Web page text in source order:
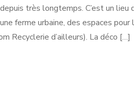
très longtemps. C’est un
ferme urbaine, des espaces
Recyclerie d’ailleurs). La déco […]